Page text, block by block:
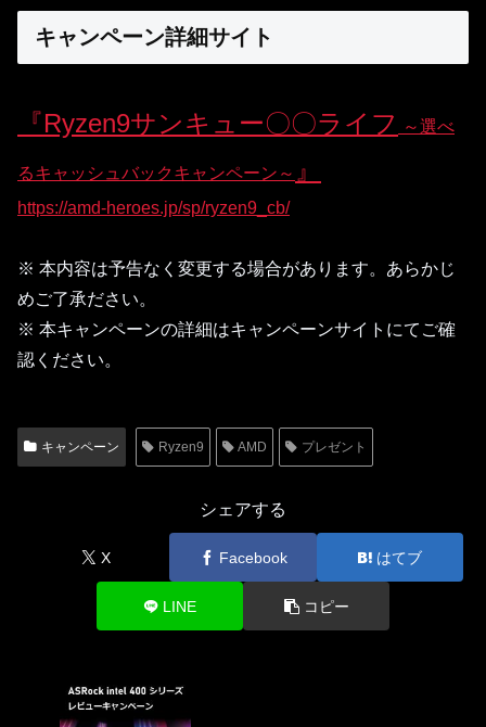
キャンペーン詳細サイト
『Ryzen9サンキュー〇〇ライフ ～選べ
るキャッシュバックキャンペーン～ 』
https://amd-heroes.jp/sp/ryzen9_cb/
※ 本内容は予告なく変更する場合があります。あらかじ
めご了承ださい。
※ 本キャンペーンの詳細はキャンペーンサイトにてご確
認ください。
キャンペーン Ryzen9 AMD プレゼント
シェアする
X Facebook はてブ
LINE コピー